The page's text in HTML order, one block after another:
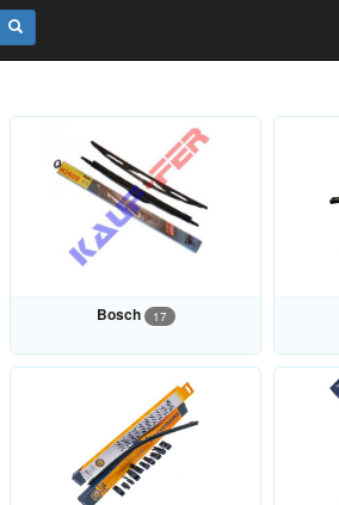
Bosch 17